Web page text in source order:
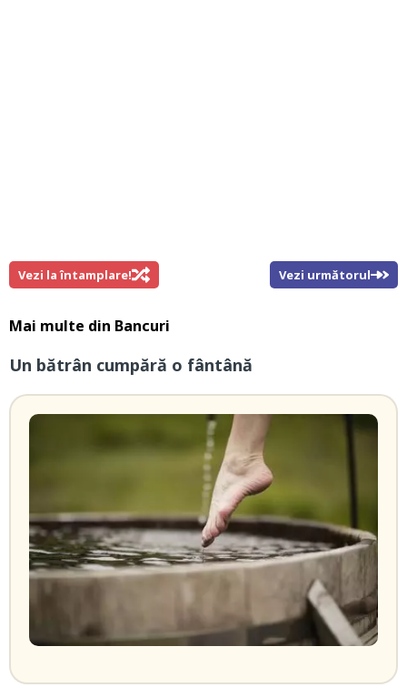
Vezi la întamplare! Vezi următorul
Mai multe din Bancuri
Un bătrân cumpără o fântână